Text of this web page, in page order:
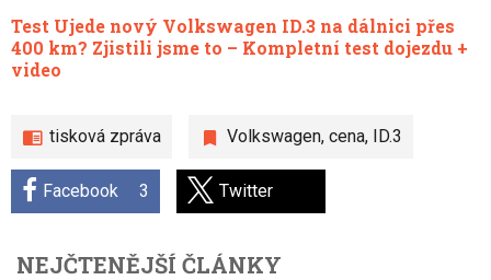
tisková zpráva Volkswagen, cena, ID.3
Facebook 3 Twitter
Test Ujede nový Volkswagen ID.3 na dálnici přes
400 km? Zjistili jsme to – Kompletní test dojezdu +
video
NEJČTENĚJŠÍ ČLÁNKY